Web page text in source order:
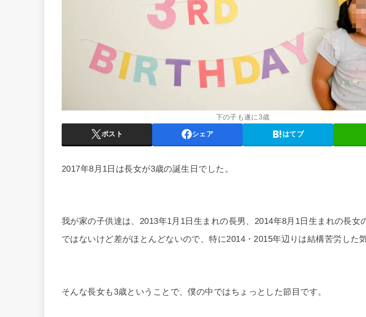
下の子も遂に3歳
ポスト シェア はてブ
2017年8月1日は長女が3歳の誕生日でした。
我が家の子供達は、2013年1月1日生まれの長男、2014年8月1日生まれの長女
ではないけど差がほとんどないので、特に2014・2015年辺りは結構苦労した
そんな長女も3歳ということで、僕の中ではちょっとした節目です。